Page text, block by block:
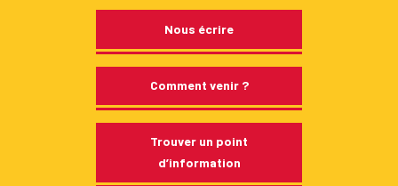
Nous écrire
Comment venir ?
Trouver un point
d’information